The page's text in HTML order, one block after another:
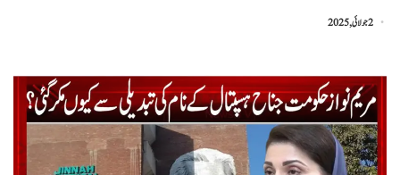
2 جولائی, 2025